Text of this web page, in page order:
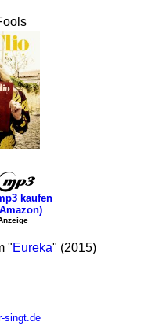
kaufen
"Eureka" (2015)
singt.de